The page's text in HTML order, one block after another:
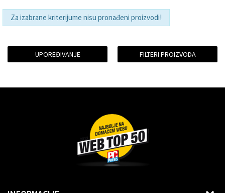
Za izabrane kriterijume nisu pronađeni proizvodi!
UPOREĐIVANJE FILTERI PROIZVODA